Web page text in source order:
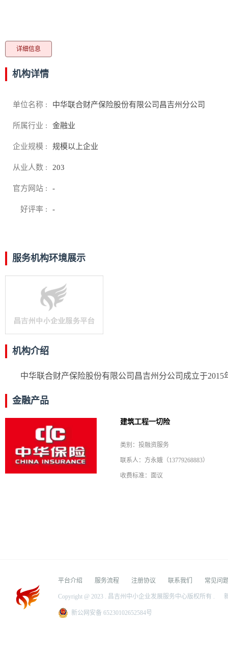
详细信息
机构详情
单位名称 : 中华联合财产保险股份有限公司昌吉州分公司
所属行业 : 金融业
企业规模 : 规模以上企业
从业人数 : 203
官方网站 : -
好评率 : -
服务机构环境展示
机构介绍
中华联合财产保险股份有限公司昌吉州分公司成立于
金融产品
建筑工程一切险
类别：投融资服务
联系人：方永娥（13779268883）
收费标准：面议
平台介绍 服务流程 注册协议 联系我们 常见问
Copyright @ 2023 . 昌吉州中小企业发展服务中心版权所有 .
新公网安备 65230102652584号